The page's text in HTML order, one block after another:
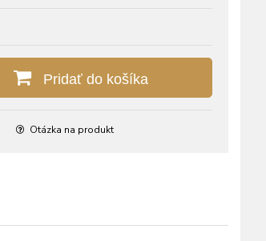
Pridať do košíka
Otázka na produkt